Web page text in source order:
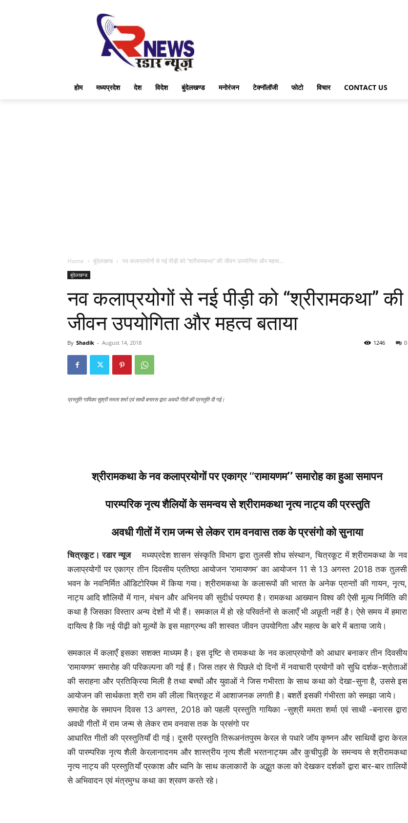
होम मध्यप्रदेश देश विदेश बुंदेलखण्ड मनोरंजन टेक्नॉलॉजी फोटो विचार CONTACT US
Home बुंदेलखण्ड नव कलाप्रयोगों से नई पीड़ी को “श्रीरामकथा” की जीवन उपयोगिता और महत्व...
बुंदेलखण्ड
नव कलाप्रयोगों से नई पीड़ी को “श्रीरामकथा” की
जीवन उपयोगिता और महत्व बताया
By Shadik - August 14, 2018 0
1246
प्रस्तुति गायिका सुश्री ममता शर्मा एवं साथी बनारस द्वारा अवधी गीतों की प्रस्तुति दी गई।
श्रीरामकथा के नव कलाप्रयोगों पर एकाग्र ‘‘रामायणम’’ समारोह का हुआ समापन
पारम्परिक नृत्य शैलियों के समन्वय से श्रीरामकथा नृत्य नाट्य की प्रस्तुति
अवधी गीतों में राम जन्म से लेकर राम वनवास तक के प्रसंगो को सुनाया
चित्रकूट। रडार न्यूजमध्यप्रदेश शासन संस्कृति विभाग द्वारा तुलसी शोध संस्थान, चित्रकूट में श्रीरामकथा के नव
कलाप्रयोगों पर एकाग्र तीन दिवसीय प्रतिष्ठा आयोजन ‘रामायणम’ का आयोजन 11 से 13 अगस्त 2018 तक तुलसी
भवन के नवनिर्मित ऑडिटोरियम में किया गया। श्रीरामकथा के कलारूपों की भारत के अनेक प्रान्तों की गायन, नृत्य,
नाट्य आदि शौलियों में गान, मंचन और अभिनय की सुदीर्ध परम्परा है। रामकथा आख्यान विश्व की ऐसी मूल्य निर्मिति की
कथा है जिसका विस्तार अन्य देशों में भी हैं। समकाल में हो रहे परिवर्तनों से कलाएँ भी अछूती नहीं है। ऐसे समय में हमारा
दायित्व है कि नई पीढ़ी को मूल्यों के इस महाग्रन्थ की शास्वत जीवन उपयोगिता और महत्व के बारे में बताया जाये।
समकाल में कलाएँ इसका सशक्त माध्यम है। इस दृष्टि से रामकथा के नव कलाप्रयोगों को आधार बनाकर तीन दिवसीय
‘रामायणम’ समारोह की परिकल्पना की गई हैं। जिस तहर से पिछले दो दिनों में नवाचारी प्रयोगों को सुधि दर्शक-श्रोताओं
की सराहना और प्रतिक्रिया मिली है तथा बच्चों और युवाओं ने जिस गभीरता के साथ कथा को देखा-सुना है, उससे इस
आयोजन की सार्थकता श्री राम की लीला चित्रकूट में आशाजनक लगती है। बशर्ते इसकी गंभीरता को समझा जाये।
समारोह के समापन दिवस 13 अगस्त, 2018 को पहली प्रस्तुति गायिका -सुश्री ममता शर्मा एवं साथी -बनारस द्वारा
अवधी गीतों में राम जन्म से लेकर राम वनवास तक के प्रसंगो पर
आधारित गीतों की प्रस्तुतियाँ दी गई। दूसरी प्रस्तुति तिरूअनंतपुरम केरल से पधारे जॉय कृष्नन और साथियों द्वारा केरल
की पारम्परिक नृत्य शैली केरलानादनम और शास्त्रीय नृत्य शैली भरतनाट्यम और कुचीपुड़ी के समन्वय से श्रीरामकथा
नृत्य नाट्य की प्रस्तुतियाँ प्रकाश और ध्वनि के साथ कलाकारों के अद्भुत कला को देखकर दर्शकों द्वारा बार-बार तालियों
से अभिवादन एवं मंत्रमुग्ध कथा का श्रवण करते रहे।